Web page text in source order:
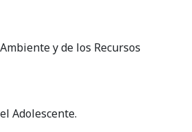
y de los Recursos
Adolescente.